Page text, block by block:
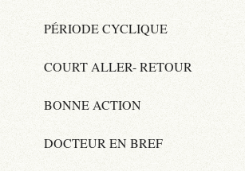
PÉRIODE CYCLIQUE
COURT ALLER- RETOUR
BONNE ACTION
DOCTEUR EN BREF